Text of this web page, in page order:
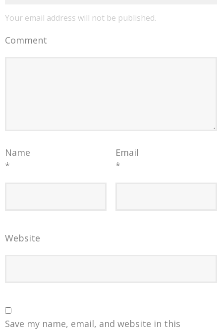
Your email address will not be published.
Comment
Name
*
Email
*
Website
Save my name, email, and website in this